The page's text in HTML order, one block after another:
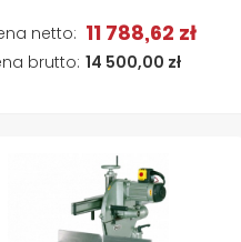
14 500,00 zł
11 788,62 zł
Dodaj do koszyka